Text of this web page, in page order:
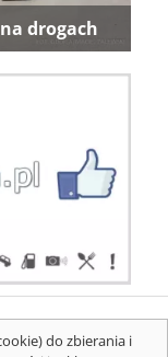
drogach
o cookiesdo zbierania i